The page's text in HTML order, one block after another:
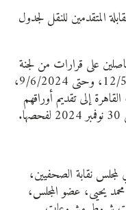
المتقدمين للنقل لجدول
على قرارات من لجنة
القيد الاستئنافية بجلستيه 12/5/2024، وحتى 9/6/2024،
إلى تقديم أوراقهم
لمجلس نقابة الصحفيين،
يحيى، عضو المجلس،